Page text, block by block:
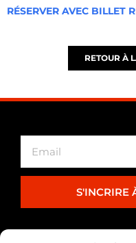
RÉSERVER AVEC BILLET
RETOUR À
S'INCRIRE